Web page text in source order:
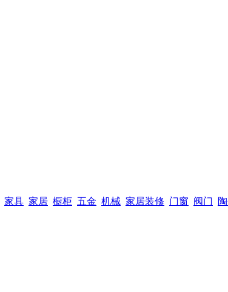
家具 家居 橱柜 五金 机械 家居装修 门窗 阀门